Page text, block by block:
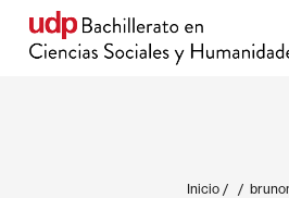
Inicio / /